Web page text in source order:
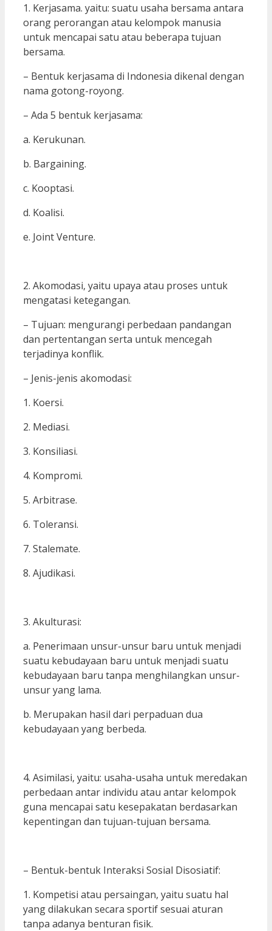
1. Kerjasama. yaitu: suatu usaha bersama antara
orang perorangan atau kelompok manusia
untuk mencapai satu atau beberapa tujuan
bersama.
– Bentuk kerjasama di Indonesia dikenal dengan
nama gotong-royong.
– Ada 5 bentuk kerjasama:
a. Kerukunan.
b. Bargaining.
c. Kooptasi.
d. Koalisi.
e. Joint Venture.
2. Akomodasi, yaitu upaya atau proses untuk
mengatasi ketegangan.
– Tujuan: mengurangi perbedaan pandangan
dan pertentangan serta untuk mencegah
terjadinya konflik.
– Jenis-jenis akomodasi:
1. Koersi.
2. Mediasi.
3. Konsiliasi.
4. Kompromi.
5. Arbitrase.
6. Toleransi.
7. Stalemate.
8. Ajudikasi.
3. Akulturasi:
a. Penerimaan unsur-unsur baru untuk menjadi
suatu kebudayaan baru untuk menjadi suatu
kebudayaan baru tanpa menghilangkan unsur-
unsur yang lama.
b. Merupakan hasil dari perpaduan dua
kebudayaan yang berbeda.
4. Asimilasi, yaitu: usaha-usaha untuk meredakan
perbedaan antar individu atau antar kelompok
guna mencapai satu kesepakatan berdasarkan
kepentingan dan tujuan-tujuan bersama.
– Bentuk-bentuk Interaksi Sosial Disosiatif:
1. Kompetisi atau persaingan, yaitu suatu hal
yang dilakukan secara sportif sesuai aturan
tanpa adanya benturan fisik.